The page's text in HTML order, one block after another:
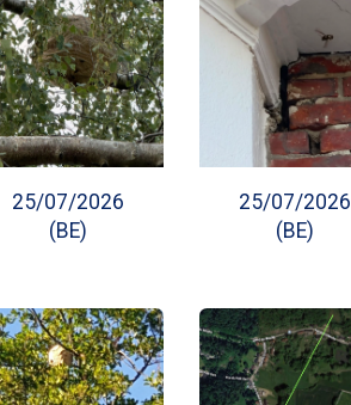
25/07/2026
(BE)
25/07/2026
(BE)